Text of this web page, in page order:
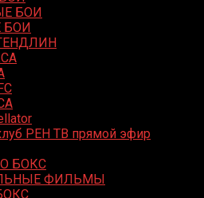
БОИ
БОИ
РЕН ТВ прямой эфир
БОКС
ФИЛЬМЫ